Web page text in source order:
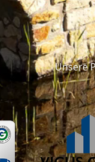
Unsere